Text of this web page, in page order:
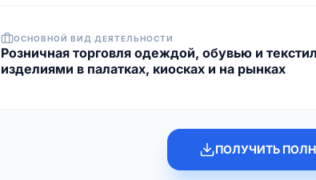
ОСНОВНОЙ ВИД ДЕЯТЕЛЬНОСТИ
Розничная торговля одеждой, обувью и
изделиями в палатках, киосках и на рынках
ПОЛУЧИТЬ